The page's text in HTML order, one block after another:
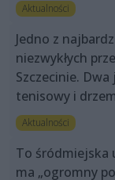
Aktualności
Jedno z
niezwykłych
Szczecinie.
tenisowy i
Aktualności
To śródmiejska
ma „ogromny